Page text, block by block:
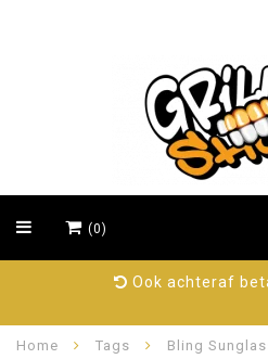
(0)
Ook achteraf
Home Tags Bling